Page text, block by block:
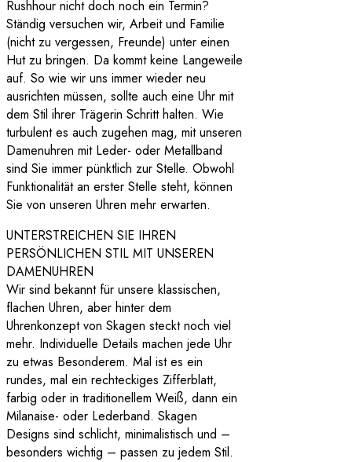
Rushhour nicht doch noch ein Termin?
Ständig versuchen wir, Arbeit und Familie
(nicht zu vergessen, Freunde) unter einen
Hut zu bringen. Da kommt keine Langeweile
auf. So wie wir uns immer wieder neu
ausrichten müssen, sollte auch eine Uhr mit
dem Stil ihrer Trägerin Schritt halten. Wie
turbulent es auch zugehen mag, mit unseren
Damenuhren mit Leder- oder Metallband
sind Sie immer pünktlich zur Stelle. Obwohl
Funktionalität an erster Stelle steht, können
Sie von unseren Uhren mehr erwarten.
UNTERSTREICHEN SIE IHREN
PERSÖNLICHEN STIL MIT UNSEREN
DAMENUHREN
Wir sind bekannt für unsere klassischen,
flachen Uhren, aber hinter dem
Uhrenkonzept von Skagen steckt noch viel
mehr. Individuelle Details machen jede Uhr
zu etwas Besonderem. Mal ist es ein
rundes, mal ein rechteckiges Zifferblatt,
farbig oder in traditionellem Weiß, dann ein
Milanaise- oder Lederband. Skagen
Designs sind schlicht, minimalistisch und –
besonders wichtig – passen zu jedem Stil.